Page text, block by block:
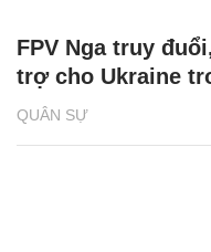
QUÂN SỰ
FPV Nga truy
trợ cho Ukraine